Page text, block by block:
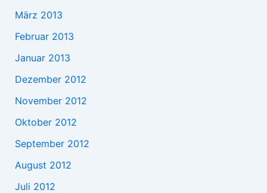
März 2013
Februar 2013
Januar 2013
Dezember 2012
November 2012
Oktober 2012
September 2012
August 2012
Juli 2012